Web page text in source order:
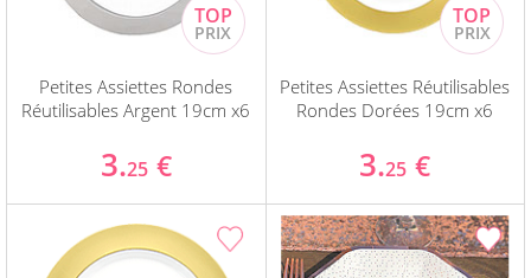
Petites Assiettes Rondes
Réutilisables Argent 19cm x6
3.25 €
Petites Assiettes Réutilisables
Rondes Dorées 19cm x6
3.25 €